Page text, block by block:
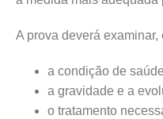
A prova deverá examinar,
a condição de
a gravidade e a
o tratamento